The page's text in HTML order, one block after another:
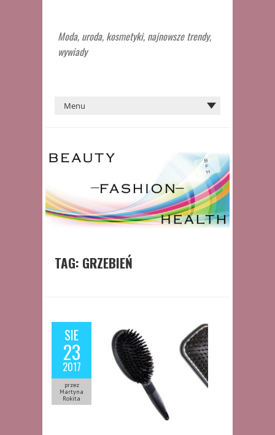
Moda, uroda, kosmetyki, najnowsze trendy,
wywiady
TAG: GRZEBIEŃ
SIE
23
2017
przez
Martyna
Rokita